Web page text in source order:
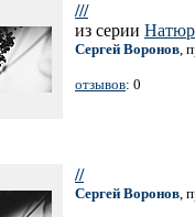
///
из серии
Сергей Воронов,
отзывов: 0
//
Сергей Воронов,